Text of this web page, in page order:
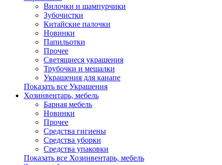
Вилочки и шампурчики
Зубочистки
Китайские палочки
Новинки
Папильотки
Прочее
Светящиеся украшения
Трубочки и мешалки
Украшения для канапе
Показать все Украшения
Хозинвентарь, мебель
Барная мебель
Новинки
Прочее
Средства гигиены
Средства уборки
Средства упаковки
Показать все Хозинвентарь, мебель